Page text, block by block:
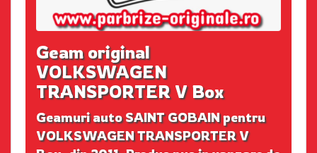
Geam original
VOLKSWAGEN
TRANSPORTER V Box
Geamuri auto SAINT GOBAIN pentru
VOLKSWAGEN TRANSPORTER V